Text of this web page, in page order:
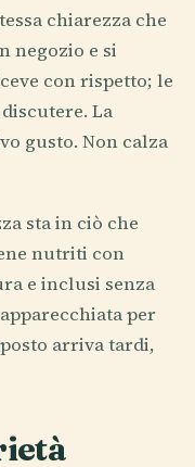
chiarezza che
negozio e si
con rispetto; le
La
gusto. Non calza
sta in ciò che
nutriti con
e inclusi senza
per
arriva tardi,